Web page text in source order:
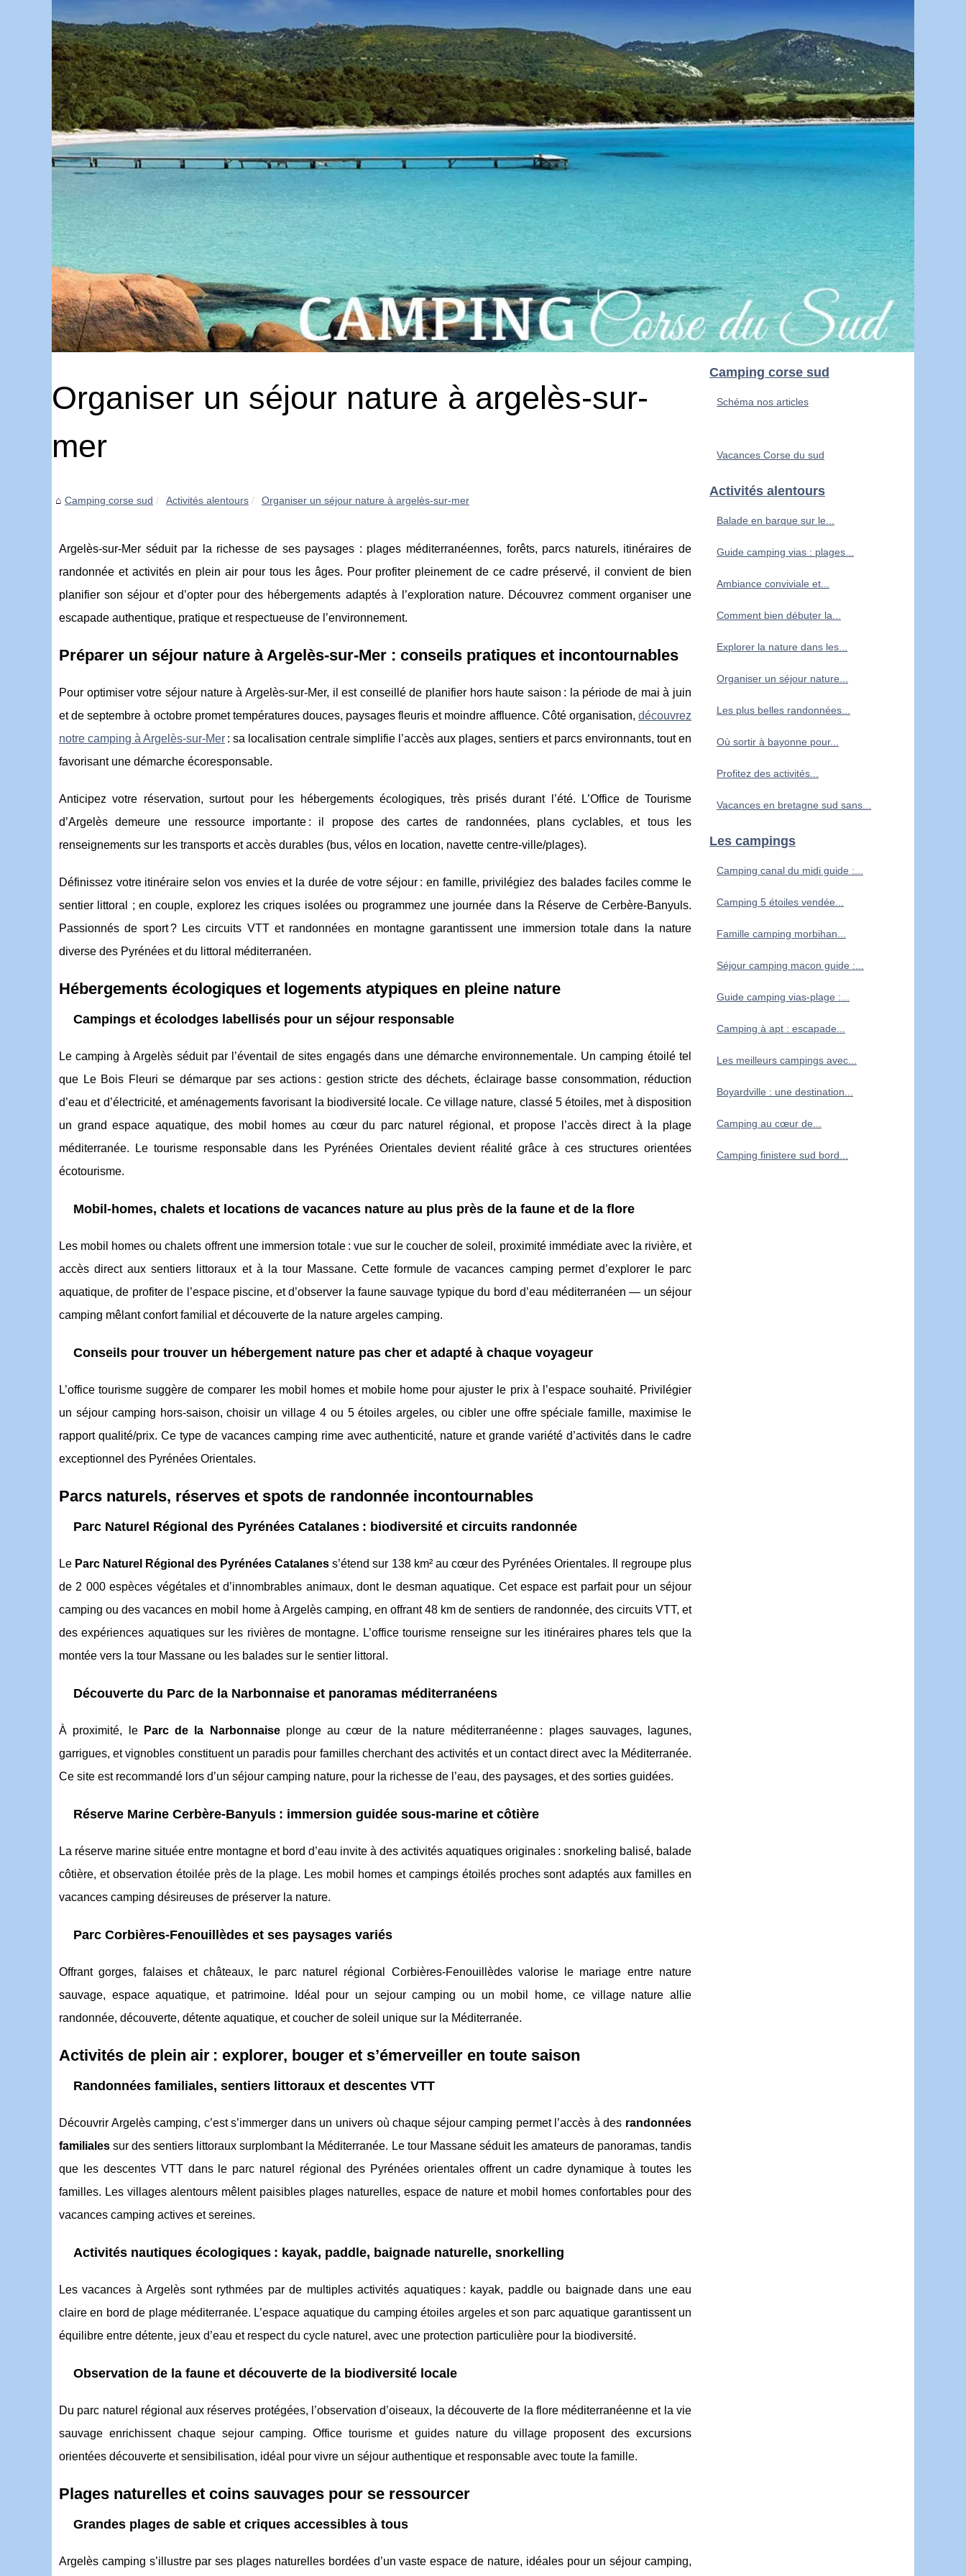
Organiser un séjour nature à argelès-sur-
mer
Camping corse sud Activités alentours Organiser un séjour nature à argelès-sur-mer
Argelès-sur-Mer séduit par la richesse de ses paysages : plages méditerranéennes, forêts, parcs naturels, itinéraires de
randonnée et activités en plein air pour tous les âges. Pour profiter pleinement de ce cadre préservé, il convient de bien
planifier son séjour et d’opter pour des hébergements adaptés à l’exploration nature. Découvrez comment organiser une
escapade authentique, pratique et respectueuse de l’environnement.
Préparer un séjour nature à Argelès-sur-Mer : conseils pratiques et incontournables
Pour optimiser votre séjour nature à Argelès-sur-Mer, il est conseillé de planifier hors haute saison : la période de mai à juin
et de septembre à octobre promet températures douces, paysages fleuriset moindre affluence. Côté organisation,découvrez
notre camping à Argelès-sur-Mer : sa localisation centrale simplifie l’accès aux plages, sentiers et parcs environnants, tout en
favorisant une démarche écoresponsable.
Anticipez votre réservation, surtout pour les hébergements écologiques, très prisés durant l’été. L’Office de Tourisme
d’Argelès demeure une ressource importante : il propose des cartes de randonnées, plans cyclables, et tous les
renseignements sur les transports et accès durables (bus, vélos en location, navette centre-ville/plages).
Définissez votre itinéraire selon vos envies et la durée de votre séjour : en famille, privilégiez des balades faciles comme le
sentier littoral ; en couple, explorez les criques isolées ou programmez une journée dans la Réserve de Cerbère-Banyuls.
Passionnés de sport ? Les circuits VTT et randonnées en montagne garantissent une immersion totale dans la nature
diverse des Pyrénées et du littoral méditerranéen.
Hébergements écologiques et logements atypiques en pleine nature
Campings et écolodges labellisés pour un séjour responsable
Le camping à Argelès séduit par l’éventail de sites engagés dans une démarche environnementale. Un camping étoilé tel
que Le Bois Fleuri se démarque par ses actions : gestion stricte des déchets, éclairage basse consommation, réduction
d’eau et d’électricité, et aménagements favorisant la biodiversité locale. Ce village nature, classé 5 étoiles, met à disposition
un grand espace aquatique, des mobil homes au cœur du parc naturel régional, et propose l’accès direct à la plage
méditerranée. Le tourisme responsable dans les Pyrénées Orientales devient réalité grâce à ces structures orientées
écotourisme.
Mobil-homes, chalets et locations de vacances nature au plus près de la faune et de la flore
Les mobil homes ou chalets offrent une immersion totale : vue sur le coucher de soleil, proximité immédiate avec la rivière, et
accès direct aux sentiers littoraux et à la tour Massane. Cette formule de vacances camping permet d’explorer le parc
aquatique, de profiter de l’espace piscine, et d’observer la faune sauvage typique du bord d’eau méditerranéen — un séjour
camping mêlant confort familial et découverte de la nature argeles camping.
Conseils pour trouver un hébergement nature pas cher et adapté à chaque voyageur
L’office tourisme suggère de comparer les mobil homes et mobile home pour ajuster le prix à l’espace souhaité. Privilégier
un séjour camping hors-saison, choisir un village 4 ou 5 étoiles argeles, ou cibler une offre spéciale famille, maximise le
rapport qualité/prix. Ce type de vacances camping rime avec authenticité, nature et grande variété d’activités dans le cadre
exceptionnel des Pyrénées Orientales.
Parcs naturels, réserves et spots de randonnée incontournables
Parc Naturel Régional des Pyrénées Catalanes : biodiversité et circuits randonnée
Le Parc Naturel Régional des Pyrénées Catalanes s’étend sur 138 km² au cœur des Pyrénées Orientales. Il regroupe plus
de 2 000 espèces végétales et d’innombrables animaux, dont le desman aquatique. Cet espace est parfait pour un séjour
camping ou des vacances en mobil home à Argelès camping, en offrant 48 km de sentiers de randonnée, des circuits VTT, et
des expériences aquatiques sur les rivières de montagne. L’office tourisme renseigne sur les itinéraires phares tels que la
montée vers la tour Massane ou les balades sur le sentier littoral.
Découverte du Parc de la Narbonnaise et panoramas méditerranéens
À proximité, le Parc de la Narbonnaiseplonge au cœur de la nature méditerranéenne : plages sauvages, lagunes,
garrigues, et vignobles constituent un paradis pour familles cherchant des activités et un contact direct avec la Méditerranée.
Ce site est recommandé lors d’un séjour camping nature, pour la richesse de l’eau, des paysages, et des sorties guidées.
Réserve Marine Cerbère-Banyuls : immersion guidée sous-marine et côtière
La réserve marine située entre montagne et bord d’eau invite à des activités aquatiques originales : snorkeling balisé, balade
côtière, et observation étoilée près de la plage. Les mobil homes et campings étoilés proches sont adaptés aux familles en
vacances camping désireuses de préserver la nature.
Parc Corbières-Fenouillèdes et ses paysages variés
Offrant gorges, falaises et châteaux, le parc naturel régional Corbières-Fenouillèdes valorise le mariage entre nature
sauvage, espace aquatique, et patrimoine. Idéal pour un sejour camping ou un mobil home, ce village nature allie
randonnée, découverte, détente aquatique, et coucher de soleil unique sur la Méditerranée.
Activités de plein air : explorer, bouger et s’émerveiller en toute saison
Randonnées familiales, sentiers littoraux et descentes VTT
Découvrir Argelès camping, c’est s’immerger dans un univers où chaque séjour camping permet l’accès à des randonnées
familiales sur des sentiers littoraux surplombant la Méditerranée. Le tour Massane séduit les amateurs de panoramas, tandis
que les descentes VTT dans le parc naturel régional des Pyrénées orientales offrent un cadre dynamique à toutes les
familles. Les villages alentours mêlent paisibles plages naturelles, espace de nature et mobil homes confortables pour des
vacances camping actives et sereines.
Activités nautiques écologiques : kayak, paddle, baignade naturelle, snorkelling
Les vacances à Argelès sont rythmées par de multiples activités aquatiques : kayak, paddle ou baignade dans une eau
claire en bord de plage méditerranée. L’espace aquatique du camping étoiles argeles et son parc aquatique garantissent un
équilibre entre détente, jeux d’eau et respect du cycle naturel, avec une protection particulière pour la biodiversité.
Observation de la faune et découverte de la biodiversité locale
Du parc naturel régional aux réserves protégées, l’observation d’oiseaux, la découverte de la flore méditerranéenne et la vie
sauvage enrichissent chaque sejour camping. Office tourisme et guides nature du village proposent des excursions
orientées découverte et sensibilisation, idéal pour vivre un séjour authentique et responsable avec toute la famille.
Plages naturelles et coins sauvages pour se ressourcer
Grandes plages de sable et criques accessibles à tous
Argelès camping s’illustre par ses plages naturelles bordées d’un vaste espace de nature, idéales pour un séjour camping,
Camping corse sud
Schéma nos articles
Vacances Corse du sud
Activités alentours
Balade en barque sur le...
Guide camping vias : plages...
Ambiance conviviale et...
Comment bien débuter la...
Explorer la nature dans les...
Organiser un séjour nature...
Les plus belles randonnées...
Où sortir à bayonne pour...
Profitez des activités...
Vacances en bretagne sud sans...
Les campings
Camping canal du midi guide :...
Camping 5 étoiles vendée...
Famille camping morbihan...
Séjour camping macon guide :...
Guide camping vias-plage :...
Camping à apt : escapade...
Les meilleurs campings avec...
Boyardville : une destination...
Camping au cœur de...
Camping finistere sud bord...